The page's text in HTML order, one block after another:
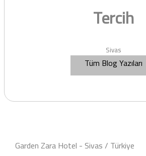
Tercih
Sivas
Tüm Blog Yazıları
Garden Zara Hotel - Sivas / Türkiye